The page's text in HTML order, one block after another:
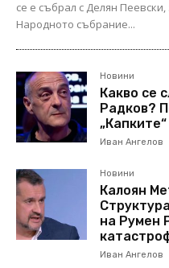
се е събрал с Делян
Народното събрание...
Новини
Какво се
Радков?
Иван Ангелов
Новини
Калоян
на Румен
Иван Ангелов